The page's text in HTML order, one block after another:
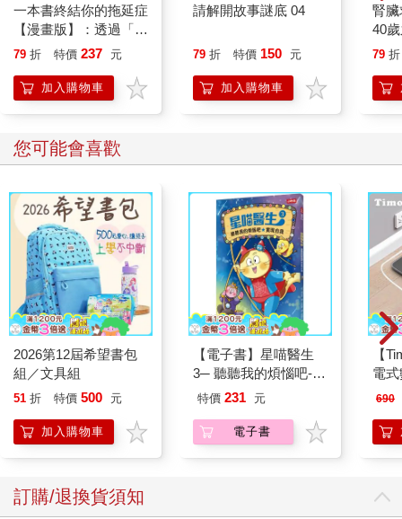
一本書終結你的拖延症
【漫畫版】：透過「小
行動」打開大腦的行動
「行動派」的37個科
學方法
79 折 特價 237 元
加入購物車
請解開故事謎底 04
79 折 特價 150 元
加入購物車
腎
40
就
79 折
您可能會喜歡
2026第12屆希望書包
組／文具組
51 折 特價 500 元
加入購物車
【電子書】星喵醫生
3─ 聽聽我的煩惱吧-實
現自我
特價 231 元
電子書
【
電
690
訂購/退換貨須知